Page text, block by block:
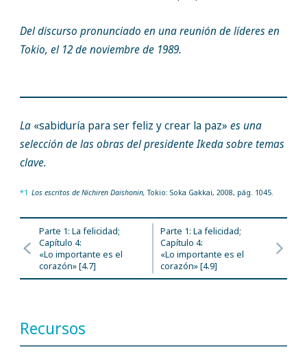
Del discurso pronunciado en una reunión de líderes en
Tokio, el 12 de noviembre de 1989.
La «sabiduría para ser feliz y crear la paz» es una
selección de las obras del presidente Ikeda sobre temas
clave.
*1 Los escritos de Nichiren Daishonin, Tokio: Soka Gakkai, 2008, pág. 1045.
Parte 1: La felicidad;
Capítulo 4:
«Lo importante es el
corazón» [4.7]
Parte 1: La felicidad;
Capítulo 4:
«Lo importante es el
corazón» [4.9]
Recursos